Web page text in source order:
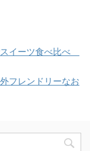
イーツ食べ比べ
フレンドリーなお